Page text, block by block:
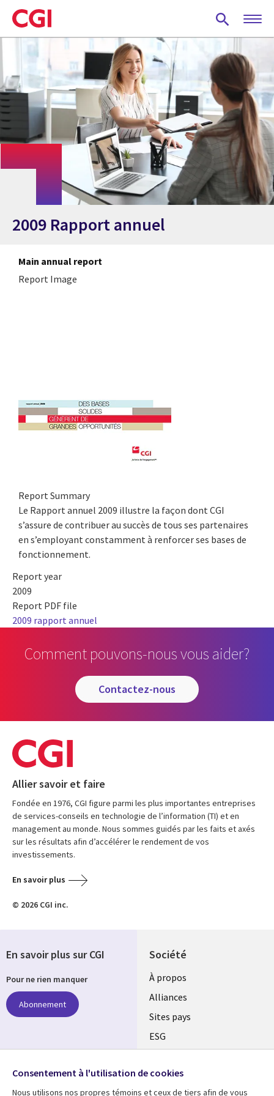
Skip
to
main
content
2009 Rapport annuel
Main annual report
Report Image
Report Summary
Le Rapport annuel 2009 illustre la façon dont CGI
s’assure de contribuer au succès de tous ses partenaires
en s’employant constamment à renforcer ses bases de
fonctionnement.
Report year
2009
Report PDF file
2009 rapport annuel
Comment pouvons-nous vous aider?
contactez-nous
Allier savoir et faire
Fondée en 1976, CGI figure parmi les plus importantes entreprises
de services-conseils en technologie de l’information (TI) et en
management au monde. Nous sommes guidés par les faits et axés
sur les résultats afin d’accélérer le rendement de vos
investissements.
En savoir plus
© 2026 CGI inc.
Société
À propos
Alliances
Sites pays
ESG
Fusions
En savoir plus sur CGI
Pour ne rien manquer
Abonnement
Suivez-nous
Consentement à l'utilisation de cookies
Nous utilisons nos propres témoins et ceux de tiers afin de vous